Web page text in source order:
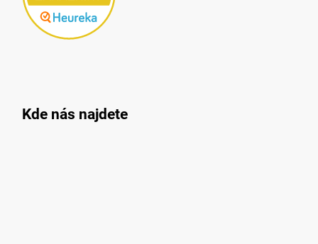
Kde nás najdete